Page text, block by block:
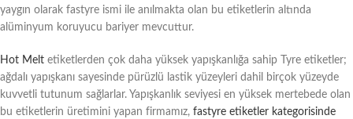
yaygın olarak fastyre ismi ile anılmakta olan bu etiketlerin altında
alüminyum koruyucu bariyer mevcuttur.
Hot Melt etiketlerden çok daha yüksek yapışkanlığa sahip Tyre etiketler;
ağdalı yapışkanı sayesinde pürüzlü lastik yüzeyleri dahil birçok yüzeyde
kuvvetli tutunum sağlarlar. Yapışkanlık seviyesi en yüksek mertebede olan
bu etiketlerin üretimini yapan firmamız, fastyre etiketler kategorisinde